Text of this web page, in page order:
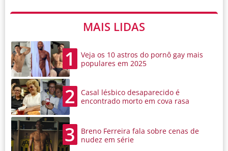
MAIS LIDAS
1
Veja os 10 astros do pornô gay mais
populares em 2025
2
Casal lésbico desaparecido é
encontrado morto em cova rasa
3
Breno Ferreira fala sobre cenas de
nudez em série